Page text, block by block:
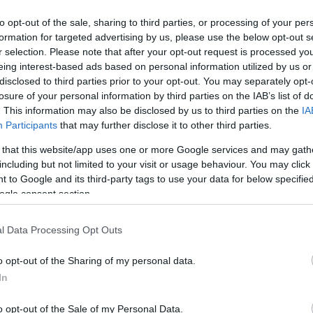
opt-out of the sale, sharing to third parties, or processing of your
for targeted advertising by us, please use the below opt-out
selection. Please note that after your opt-out request is processed
interest-based ads based on personal information utilized by us
to third parties prior to your opt-out. You may separately
of your personal information by third parties on the IAB’s list of
This information may also be disclosed by us to third parties on the
Participants that may further disclose it to other third parties.
that this website/app uses one or more Google services and may
but not limited to your visit or usage behaviour. You may
to Google and its third-party tags to use your data for below
consent section.
Data Processing Opt Outs
opt-out of the Sharing of my personal data.
opt-out of the Sale of my Personal Data.
δεν εξελίσσεται πλέον αναλογικά με τον χρόνο.
απλώς μία ακόμη χρονιά εγκατάλειψης.
κόστος αποκατάστασης και περιορίζει τις
Τα δίκτυα έχουν ηλικία. Τα υλικά
όρια. Και όταν αυτά ξεπεραστούν, οι
αλυσιδωτά.
πολυτέλεια να συνεχίσει με τη λογική των
Μέχρι σήμερα η πολιτική συχνά
κάποιο πρόγραμμα. Η λογική αυτή πρέπει να
Πρέπει να χρηματοδοτούμε όσα
εργαλεία.